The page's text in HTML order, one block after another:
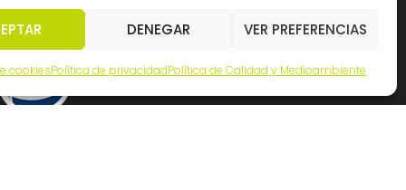
DENEGAR VER PREFERENCIAS
cookiesPolítica de privacidadPolítica de Calidad y Medioambiente